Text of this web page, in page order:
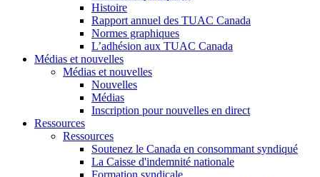
Histoire
Rapport annuel des TUAC Canada
Normes graphiques
L’adhésion aux TUAC Canada
Médias et nouvelles
Médias et nouvelles
Nouvelles
Médias
Inscription pour nouvelles en direct
Ressources
Ressources
Soutenez le Canada en consommant syndiqué
La Caisse d'indemnité nationale
Formation syndicale